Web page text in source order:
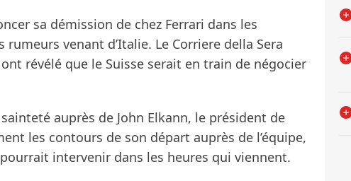
sa démission de chez Ferrari dans les
venant d’Italie. Le Corriere della Sera
révélé que le Suisse serait en train de négocier
auprès de John Elkann, le président de
les contours de son départ auprès de l’équipe,
intervenir dans les heures qui viennent.